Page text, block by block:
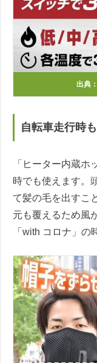
出典：
自転車走行時
「ヒーター内蔵
時でも使えます。
て髪の毛を出すこ
元も覆えるため風
「with コロナ」の